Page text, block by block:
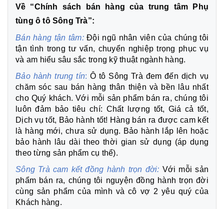
Về “Chính sách bán hàng của trung tâm Phụ
tùng ô tô Sông Trà”:
Bán hàng tận tâm: Đội ngũ nhân viên của chúng tôi
tận tình trong tư vấn, chuyển nghiệp trọng phục vụ
và am hiểu sâu sắc trong kỹ thuật ngành hàng.
Bảo hành trung tín:Ô tô Sông Trà đem đến dịch vụ
chăm sóc sau bán hàng thân thiện và bền lâu nhất
cho Quý khách. Với mỗi sản phẩm bán ra, chúng tôi
luôn đảm bảo tiêu chí: Chất lượng tốt, Giá cả tốt,
Dịch vụ tốt, Bảo hành tốt! Hàng bán ra được cam kết
là hàng mới, chưa sử dụng. Bảo hành lắp lên hoặc
bảo hành lâu dài theo thời gian sử dụng (áp dụng
theo từng sản phẩm cụ thể).
Sông Trà cam kết đồng hành trọn đời: Với mỗi sản
phẩm bán ra, chúng tôi nguyện đồng hành trọn đời
cùng sản phẩm của mình và cô vợ 2 yêu quý của
Khách hàng.